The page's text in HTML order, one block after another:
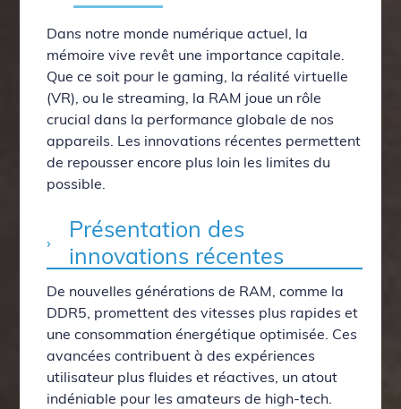
Dans notre monde numérique actuel, la
mémoire vive revêt une importance capitale.
Que ce soit pour le gaming, la réalité virtuelle
(VR), ou le streaming, la RAM joue un rôle
crucial dans la performance globale de nos
appareils. Les innovations récentes permettent
de repousser encore plus loin les limites du
possible.
Présentation des
innovations récentes
De nouvelles générations de RAM, comme la
DDR5, promettent des vitesses plus rapides et
une consommation énergétique optimisée. Ces
avancées contribuent à des expériences
utilisateur plus fluides et réactives, un atout
indéniable pour les amateurs de high-tech.